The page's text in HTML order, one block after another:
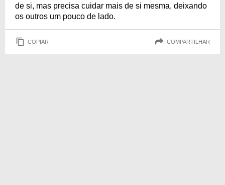
de si, mas precisa cuidar mais de si mesma, deixando
os outros um pouco de lado.
COPIAR COMPARTILHAR